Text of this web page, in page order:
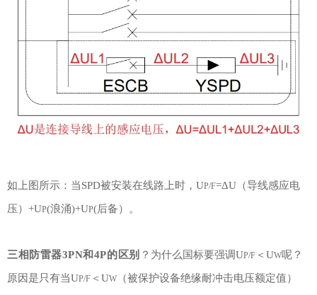
如上图所示：当SPD被安装在线路上时，UP/F=ΔU（导线感应电
压）+UP(浪涌)+UP(后备）。
三相防雷器3PN和4P的区别 ？ 为什么国标要强调UP/F ＜UW呢？
原因是只有当UP/F ＜UW （被保护设备绝缘耐冲击电压额定值）